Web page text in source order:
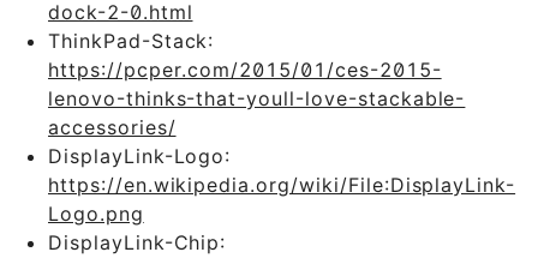
dock-2-0.html
ThinkPad-Stack:
https://pcper.com/2015/01/ces-2015-
lenovo-thinks-that-youll-love-stackable-
accessories/
DisplayLink-Logo:
https://en.wikipedia.org/wiki/File:DisplayLink-
Logo.png
DisplayLink-Chip: